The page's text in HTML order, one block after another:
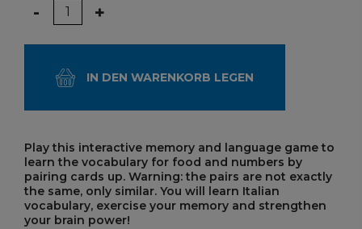
Menge
- +
IN DEN WARENKORB LEGEN
Play this interactive memory and language game to
learn the vocabulary for food and numbers by
pairing cards up. Warning: the pairs are not exactly
the same, only similar. You will learn Italian
vocabulary, exercise your memory and strengthen
your brain power!